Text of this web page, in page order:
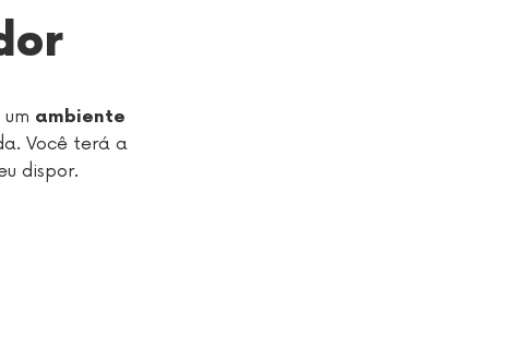
ambiente
Você terá a
dispor.